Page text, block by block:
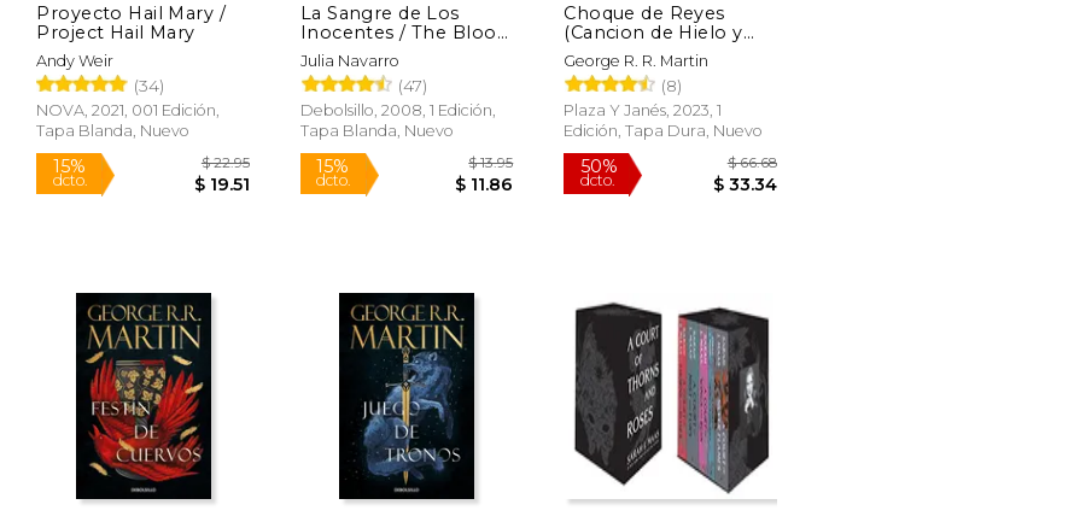
Proyecto Hail Mary /
Project Hail Mary
Andy Weir
(34)
NOVA, 2021, 001 Edición,
Tapa Blanda, Nuevo
15%
dcto.
La Sangre de Los
Inocentes / The Blood
of Innocents
Julia Navarro
(47)
Debolsillo, 2008, 1 Edición,
Tapa Blanda, Nuevo
15%
dcto.
$ 13.95
$ 11.86
Choque de Reyes
(Cancion de Hielo y
Fuego 2)
George R. R. Martin
(8)
Plaza Y Janés, 2023, 1
Edición, Tapa Dura, Nuevo
50%
dcto.